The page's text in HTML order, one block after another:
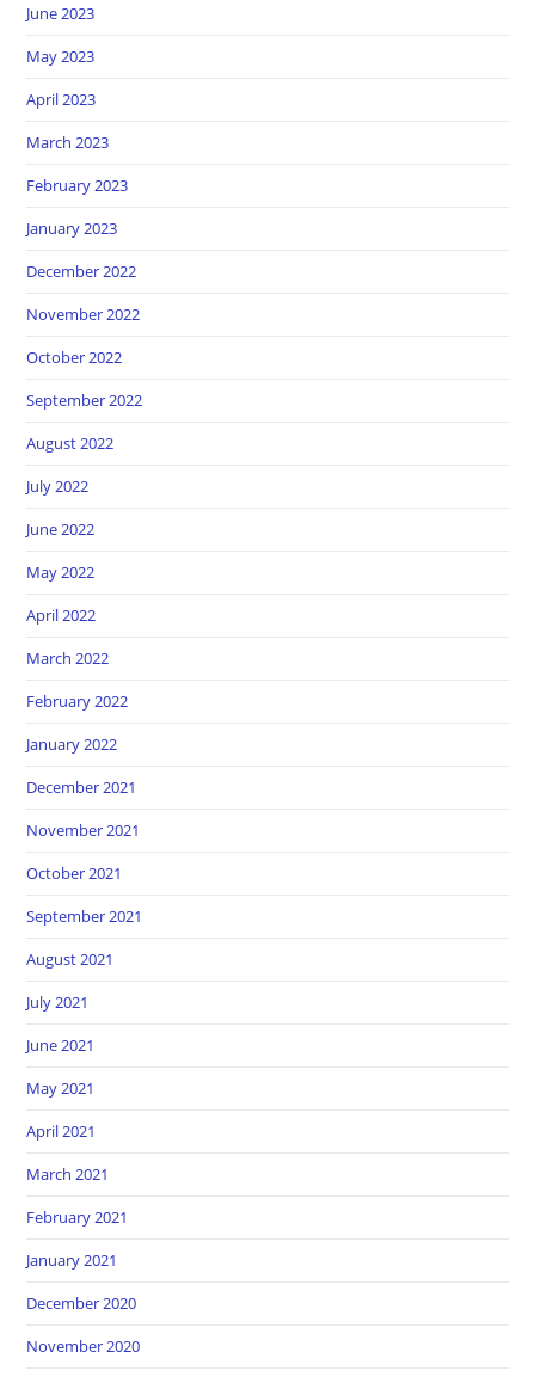
June 2023
May 2023
April 2023
March 2023
February 2023
January 2023
December 2022
November 2022
October 2022
September 2022
August 2022
July 2022
June 2022
May 2022
April 2022
March 2022
February 2022
January 2022
December 2021
November 2021
October 2021
September 2021
August 2021
July 2021
June 2021
May 2021
April 2021
March 2021
February 2021
January 2021
December 2020
November 2020